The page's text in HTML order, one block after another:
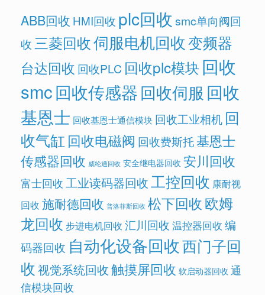
ABB回收 HMI回收 plc回收 smc单向阀回
收 三菱回收伺服电机回收变频器
台达回收 回收PLC 回收plc模块 回收
smc回收传感器回收伺服 回收
基恩士 回收基恩士通信模块 回收工业相机 回
收气缸 回收电磁阀 回收费斯托基恩士
传感器回收 威纶通回收 安全继电器回收 安川回收
富士回收 工业读码器回收工控回收 康耐视
回收 施耐德回收 普洛菲斯回收 松下回收欧姆
龙回收 步进电机回收 汇川回收 温控器回收 编
码器回收 自动化设备回收西门子回
收视觉系统回收触摸屏回收 软启动器回收 通
信模块回收